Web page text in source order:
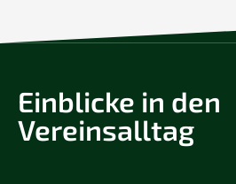
Einblicke in den
Vereinsalltag